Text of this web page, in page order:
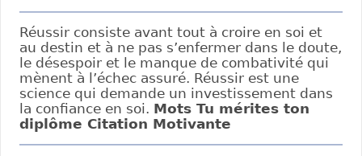
Réussir consiste avant tout à croire en soi et
au destin et à ne pas s’enfermer dans le doute,
le désespoir et le manque de combativité qui
mènent à l’échec assuré. Réussir est une
science qui demande un investissement dans
la confiance en soi. Mots Tu mérites ton
diplôme Citation Motivante